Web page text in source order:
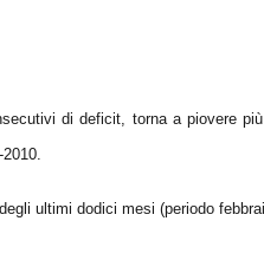
di deficit, torna a piovere
ultimi dodici mesi (periodo